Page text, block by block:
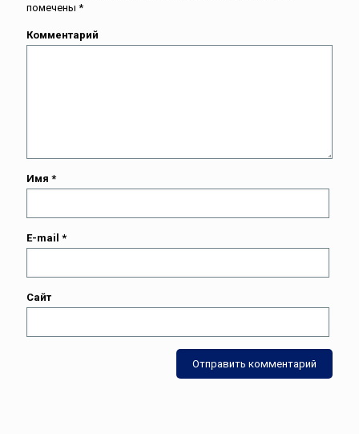
помечены *
Комментарий
Имя *
E-mail *
Сайт